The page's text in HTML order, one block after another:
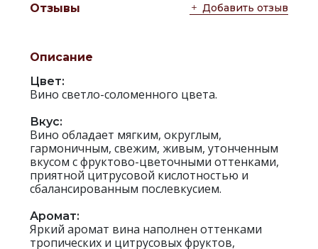
Отзывы Добавить отзыв
Описание
Цвет:
Вино светло-соломенного цвета.
Вкус:
Вино обладает мягким, округлым,
гармоничным, свежим, живым, утонченным
вкусом с фруктово-цветочными оттенками,
приятной цитрусовой кислотностью и
сбалансированным послевкусием.
Аромат:
Яркий аромат вина наполнен оттенками
тропических и цитрусовых фруктов,